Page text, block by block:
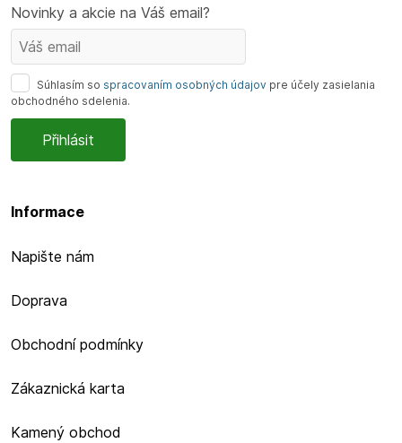
Novinky a akcie na Váš email?
Súhlasím so spracovaním osobných údajov pre účely zasielania
obchodného sdelenia.
Informace
Napište nám
Doprava
Obchodní podmínky
Zákaznická karta
Kamený obchod